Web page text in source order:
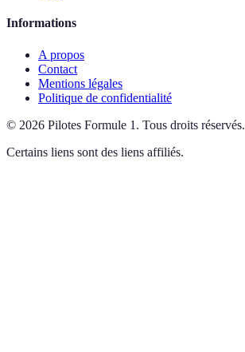
Informations
A propos
Contact
Mentions légales
Politique de confidentialité
© 2026 Pilotes Formule 1 . Tous droits réservés.
Certains liens sont des liens affiliés.